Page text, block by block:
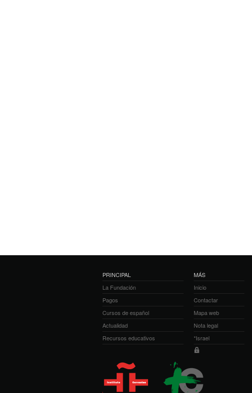
PRINCIPAL
La Fundación
Pagos
Cursos de español
Actualidad
Recursos educativos
MÁS
Inicio
Contactar
Mapa web
Nota legal
*Israel